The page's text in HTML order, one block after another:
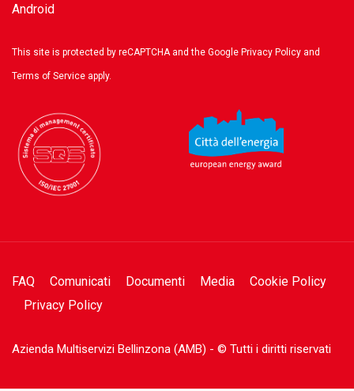
Android
This site is protected by reCAPTCHA and the Google Privacy Policy and
Terms of Service apply.
FAQ Comunicati Documenti Media
Cookie Policy
Privacy Policy
Azienda Multiservizi Bellinzona (AMB) - © Tutti i diritti riservati